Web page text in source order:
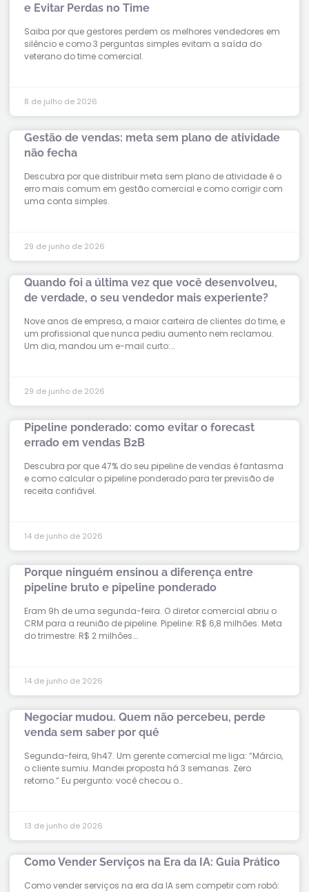
e Evitar Perdas no Time
Saiba por que gestores perdem os melhores vendedores em
silêncio e como 3 perguntas simples evitam a saída do
veterano do time comercial.
8 de julho de 2026
Gestão de vendas: meta sem plano de atividade
não fecha
Descubra por que distribuir meta sem plano de atividade é o
erro mais comum em gestão comercial e como corrigir com
uma conta simples.
29 de junho de 2026
Quando foi a última vez que você desenvolveu,
de verdade, o seu vendedor mais experiente?
Nove anos de empresa, a maior carteira de clientes do time, e
um profissional que nunca pediu aumento nem reclamou.
Um dia, mandou um e-mail curto:…
29 de junho de 2026
Pipeline ponderado: como evitar o forecast
errado em vendas B2B
Descubra por que 47% do seu pipeline de vendas é fantasma
e como calcular o pipeline ponderado para ter previsão de
receita confiável.
14 de junho de 2026
Porque ninguém ensinou a diferença entre
pipeline bruto e pipeline ponderado
Eram 9h de uma segunda-feira. O diretor comercial abriu o
CRM para a reunião de pipeline. Pipeline: R$ 6,8 milhões. Meta
do trimestre: R$ 2 milhões….
14 de junho de 2026
Negociar mudou. Quem não percebeu, perde
venda sem saber por quê
Segunda-feira, 9h47. Um gerente comercial me liga: “Márcio,
o cliente sumiu. Mandei proposta há 3 semanas. Zero
retorno.” Eu pergunto: você checou o…
13 de junho de 2026
Como Vender Serviços na Era da IA: Guia Prático
Como vender serviços na era da IA sem competir com robô: